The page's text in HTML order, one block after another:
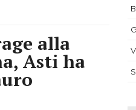
alla
Asti ha